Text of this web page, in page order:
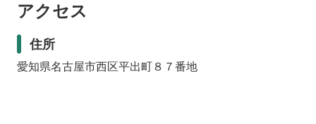
アクセス
住所
愛知県名古屋市西区平出町８７番地